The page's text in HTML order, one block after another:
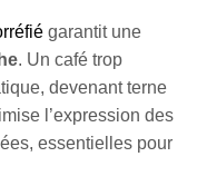
garantit une
. Un café trop
devenant terne
l’expression des
essentielles pour